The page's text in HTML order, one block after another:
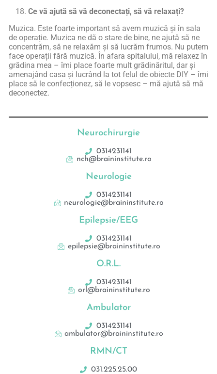
Ce vă ajută să vă deconectați, să vă relaxați?
Muzica. Este foarte important să avem muzică și în sala
de operație. Muzica ne dă o stare de bine, ne ajută să ne
concentrăm, să ne relaxăm și să lucrăm frumos. Nu putem
face operații fără muzică. În afara spitalului, mă relaxez în
grădina mea – îmi place foarte mult grădinăritul, dar și
amenajând casa și lucrând la tot felul de obiecte DIY – îmi
place să le confecționez, să le vopsesc – mă ajută să mă
deconectez.
Neurochirurgie
0314231141
nch@braininstitute.ro
Neurologie
0314231141
neurologie@braininstitute.ro
Epilepsie/EEG
0314231141
epilepsie@braininstitute.ro
O.R.L.
0314231141
orl@braininstitute.ro
Ambulator
0314231141
ambulator@braininstitute.ro
RMN/CT
031.225.25.00